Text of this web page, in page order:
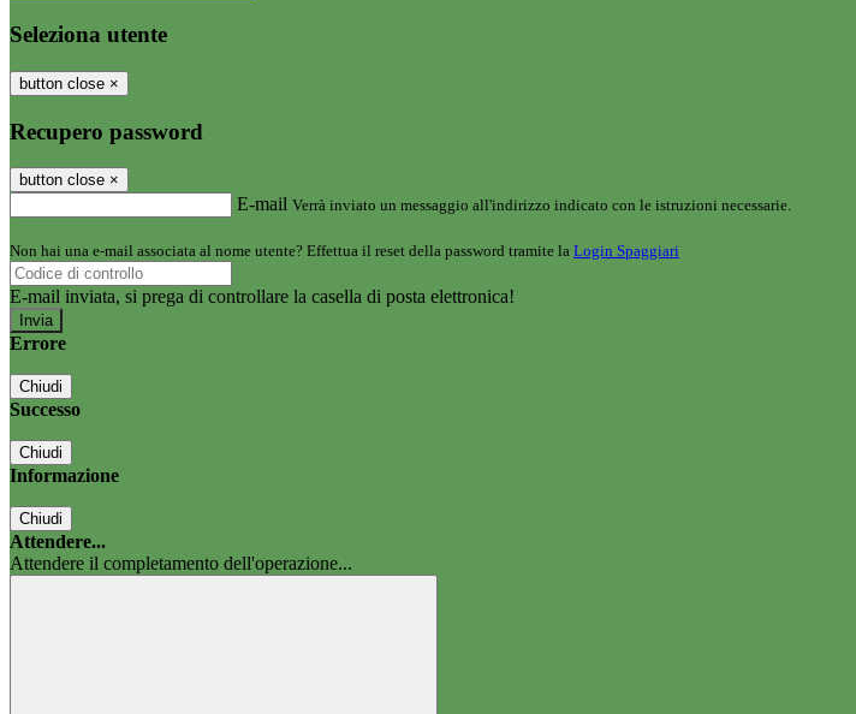
Seleziona utente
button close ×
Recupero password
button close ×
E-mail Verrà inviato un messaggio all'indirizzo indicato con le istruzioni necessarie.
Non hai una e-mail associata al nome utente? Effettua il reset della password tramite la Login Spaggiari
E-mail inviata, si prega di controllare la casella di posta elettronica!
Errore
Chiudi
Successo
Chiudi
Informazione
Chiudi
Attendere...
Attendere il completamento dell'operazione...